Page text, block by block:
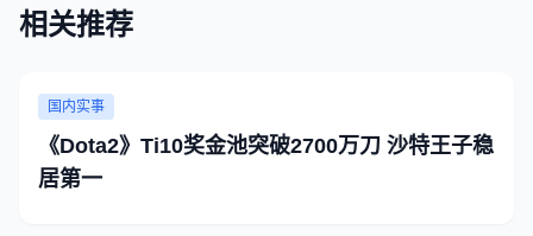
相关推荐
国内实事
《Dota2》Ti10奖金池突破2700万刀 沙特王子稳
居第一